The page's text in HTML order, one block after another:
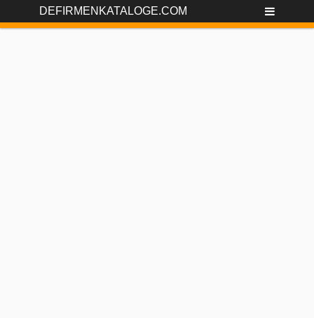
DEFIRMENKATALOGE.COM